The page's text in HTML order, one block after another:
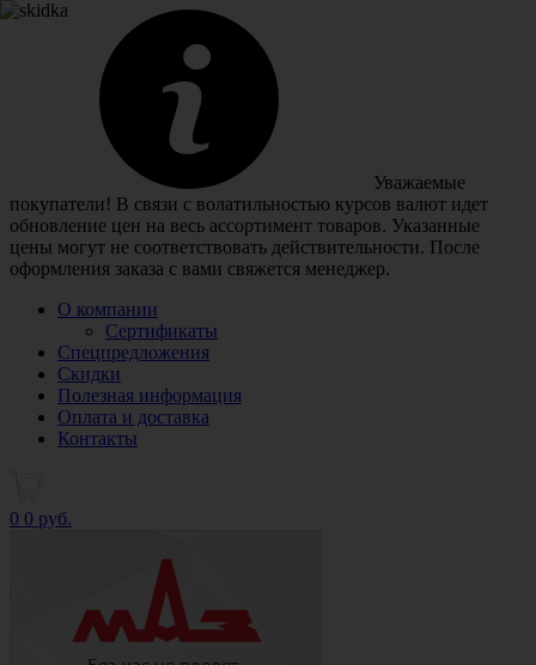
Уважаемые
покупатели! В связи с волатильностью курсов валют идет
обновление цен на весь ассортимент товаров. Указанные
цены могут не соответствовать действительности. После
оформления заказа с вами свяжется менеджер.
О компании
Сертификаты
Спецпредложения
Скидки
Полезная информация
Оплата и доставка
Контакты
0 0 руб.